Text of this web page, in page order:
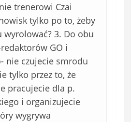
trenerowi Czai
tylko po to, żeby
wyrolować? 3. Do obu
GO i
nie czujecie smrodu
tylko przez to, że
pracujecie dla p.
i organizujecie
wygrywa